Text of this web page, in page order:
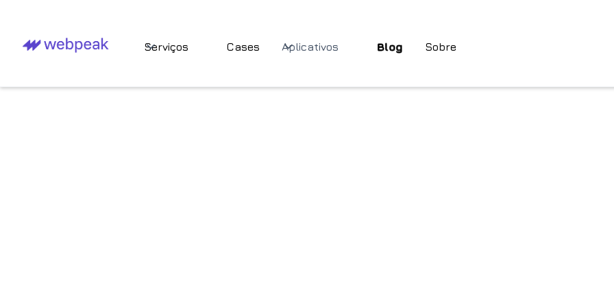
Serviços Cases Aplicativos Blog Sobre